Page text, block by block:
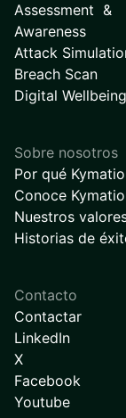
Assessment &
Awareness
Attack
Breach Scan
Digital Wellbeing
Sobre nosotros
Por qué Kymatio
Conoce Kymatio
Nuestros
Historias de
Contacto
Contactar
LinkedIn
X
Facebook
Youtube